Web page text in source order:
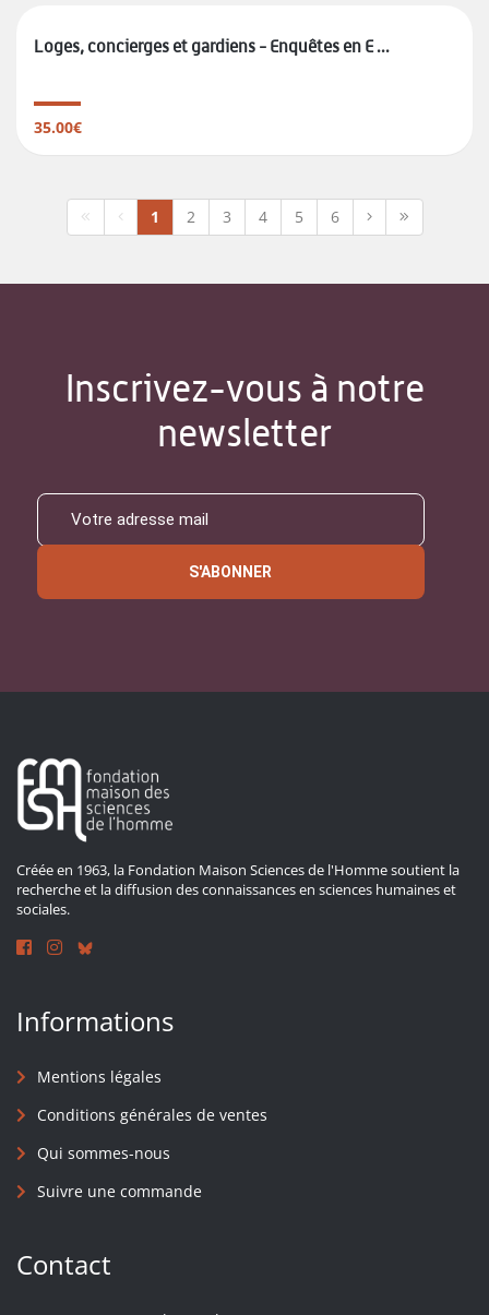
Loges, concierges et gardiens - Enquêtes en E ...
35.00€
1 2 3 4 5 6
Inscrivez-vous à notre
newsletter
S'ABONNER
Créée en 1963, la Fondation Maison Sciences de l'Homme soutient la
recherche et la diffusion des connaissances en sciences humaines et
sociales.
Informations
Mentions légales
Conditions générales de ventes
Qui sommes-nous
Suivre une commande
Contact